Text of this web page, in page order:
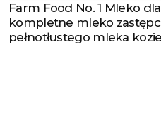
Zobacz produkt
Farm Food No. 1 Mleko
kompletne mleko
pełnotłustego mleka